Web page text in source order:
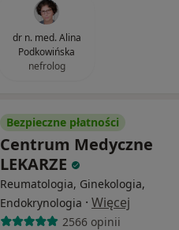
dr n. med. Alina
Podkowińska
nefrolog
Bezpieczne płatności
Centrum Medyczne
LEKARZE
Reumatologia, Ginekologia,
Endokrynologia · Więcej
2566 opinii